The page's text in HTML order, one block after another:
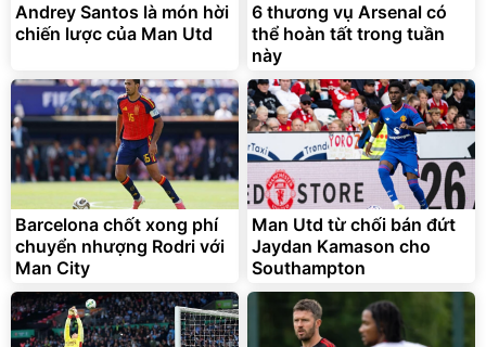
Andrey Santos là món hời
chiến lược của Man Utd
6 thương vụ Arsenal có
thể hoàn tất trong tuần
này
Barcelona chốt xong phí
chuyển nhượng Rodri với
Man City
Man Utd từ chối bán đứt
Jaydan Kamason cho
Southampton